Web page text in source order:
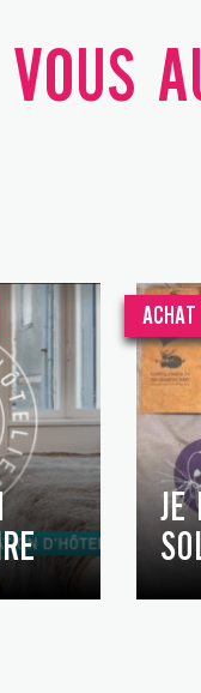
VOUS
JE